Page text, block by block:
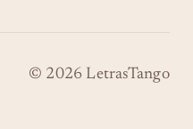
© 2026 LetrasTango